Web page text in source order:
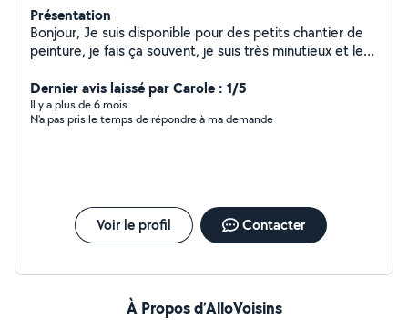
Présentation
Bonjour, Je suis disponible pour des petits chantier de
peinture, je fais ça souvent, je suis très minutieux et le
meubles et autres petits bricolages. N'hésitez pas à me
contacter!
Dernier avis laissé par Carole : 1/5
Il y a plus de 6 mois
N'a pas pris le temps de répondre à ma demande
Voir le profil Contacter
À Propos d’AlloVoisins